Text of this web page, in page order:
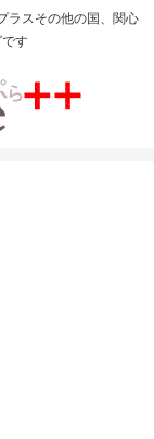
ラスその他の国、関心
す